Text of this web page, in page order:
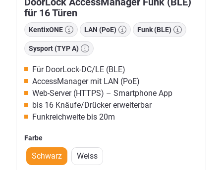
für 16 Türen
KentixONE LAN (PoE) Funk (BLE)
Sysport (TYP A)
Für DoorLock-DC/LE (BLE)
AccessManager mit LAN (PoE)
Web-Server (HTTPS) – Smartphone App
bis 16 Knäufe/Drücker erweiterbar
Funkreichweite bis 20m
Farbe
Schwarz Weiss